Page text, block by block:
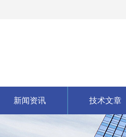
新闻资讯 技术文章